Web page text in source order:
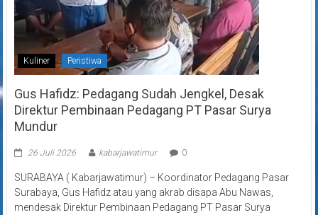
Kuliner Peristiwa
Gus Hafidz: Pedagang Sudah Jengkel, Desak
Direktur Pembinaan Pedagang PT Pasar Surya
Mundur
26 Juli 2026 kabarjawatimur 0
SURABAYA ( Kabarjawatimur) – Koordinator Pedagang Pasar
Surabaya, Gus Hafidz atau yang akrab disapa Abu Nawas,
mendesak Direktur Pembinaan Pedagang PT Pasar Surya